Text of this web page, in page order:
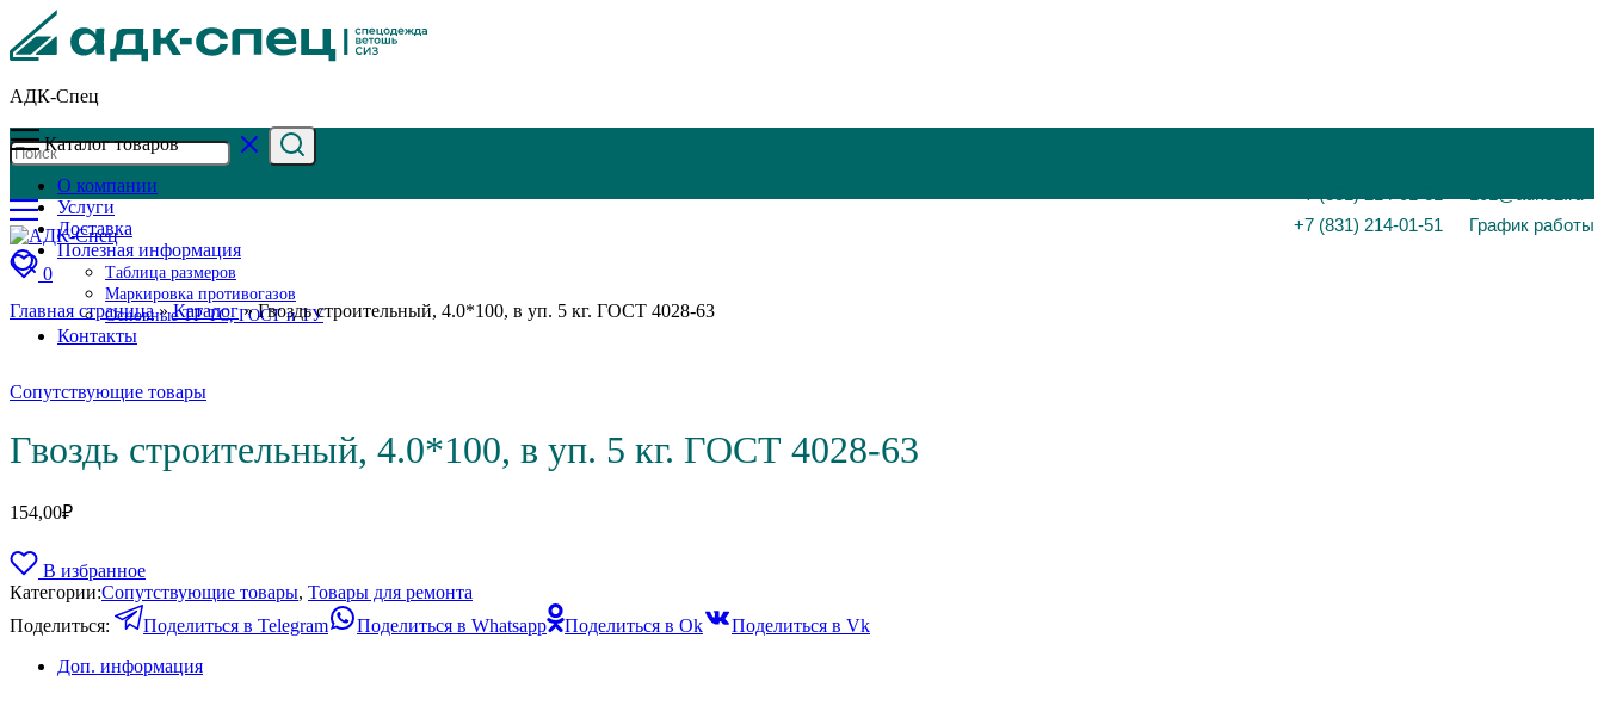
АДК-Спец
+7 (831) 214-01-51
График работы
0
Каталог товаров
О компании
Услуги
Доставка
Полезная информация
Таблица размеров
Маркировка противогазов
Основные ТР ТС, ГОСТ и ТУ
Контакты
Главная страница»Каталог»Гвоздь строительный, 4.0*100, в уп. 5 кг. ГОСТ 4028-63
Сопутствующие товары
Гвоздь строительный, 4.0*100, в уп. 5 кг. ГОСТ 4028-63
154,00₽
В избранное
Категории:Сопутствующие товары, Товары для ремонта
Поделиться:
Поделиться в Telegram Поделиться в Whatsapp Поделиться в Ok
Поделиться в Vk
Доп. информация